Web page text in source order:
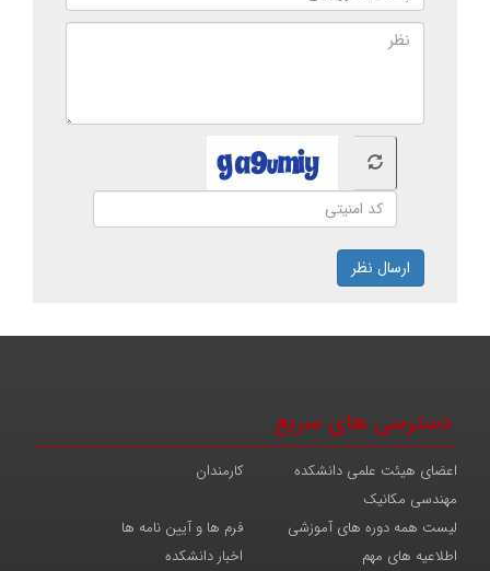
ارسال نظر
دسترسی های سریع
کارمندان
اعضای هیئت علمی دانشکده
مهندسی مکانیک
فرم ها و آیین نامه ها
لیست همه دوره های آموزشی
اخبار دانشکده
اطلاعیه های مهم